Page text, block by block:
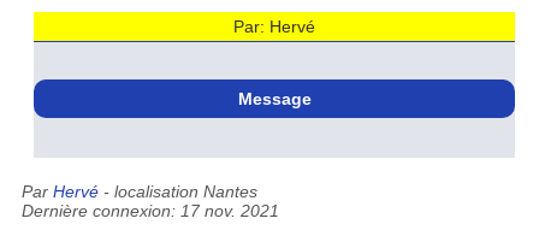
Par: Hervé
Message
Par Hervé- localisation Nantes
Dernière connexion: 17 nov. 2021